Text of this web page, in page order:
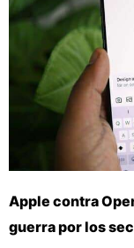
Apple contra
guerra por los